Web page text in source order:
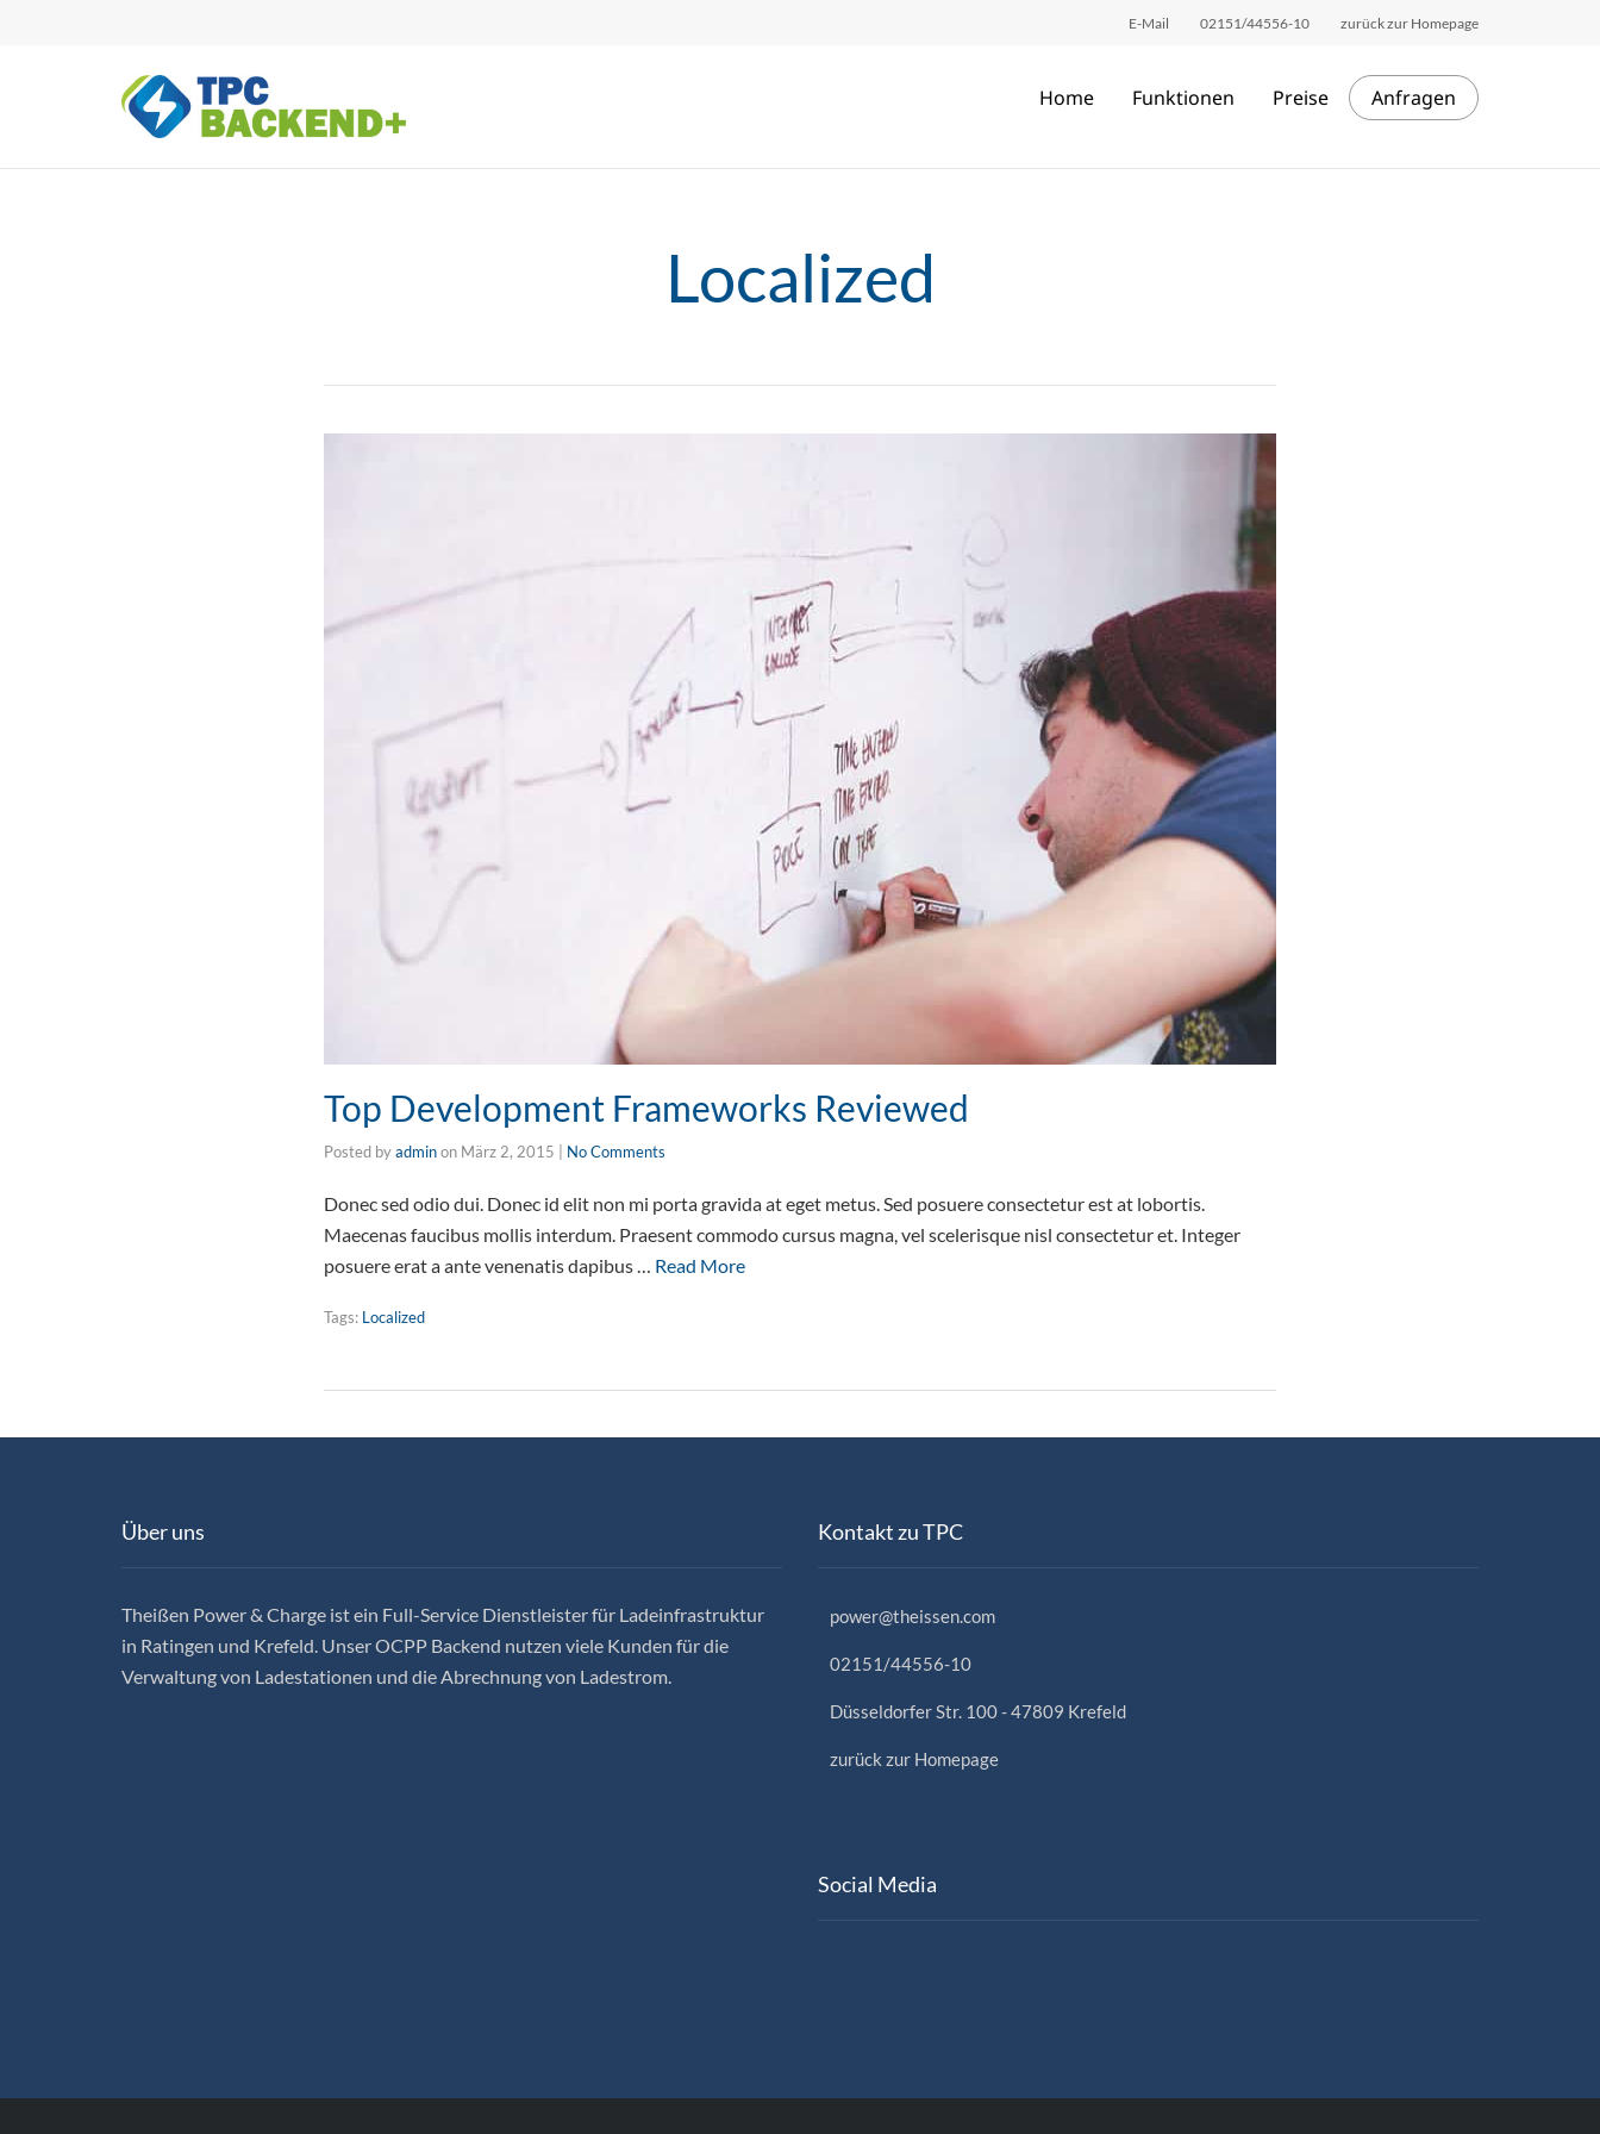
E-Mail 02151/44556-10 zurück zur Homepage
Home Funktionen Preise Anfragen
Localized
Top Development Frameworks Reviewed
Posted byadminon März 2, 2015 No Comments
Donec sed odio dui. Donec id elit non mi porta gravida at eget metus. Sed posuere consectetur est at lobortis.
Maecenas faucibus mollis interdum. Praesent commodo cursus magna, vel scelerisque nisl consectetur et. Integer
posuere erat a ante venenatis dapibus … Read More
Tags: Localized
Über uns
Theißen Power & Charge ist ein Full-Service Dienstleister für Ladeinfrastruktur
in Ratingen und Krefeld. Unser OCPP Backend nutzen viele Kunden für die
Verwaltung von Ladestationen und die Abrechnung von Ladestrom.
Kontakt zu TPC
power@theissen.com
02151/44556-10
Düsseldorfer Str. 100 - 47809 Krefeld
zurück zur Homepage
Social Media